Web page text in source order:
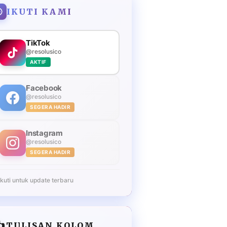
IKUTI KAMI
TikTok
@resolusico
AKTIF
Facebook
@resolusico
SEGERA HADIR
Instagram
@resolusico
SEGERA HADIR
untuk update terbaru